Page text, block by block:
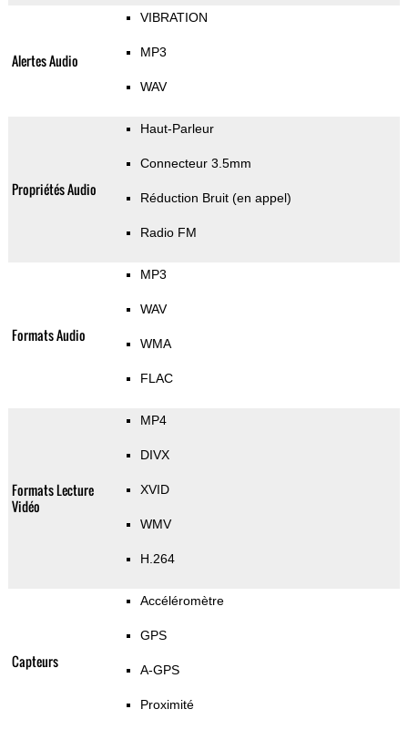
Alertes Audio
VIBRATION
MP3
WAV
Propriétés Audio
Haut-Parleur
Connecteur 3.5mm
Réduction Bruit (en appel)
Radio FM
Formats Audio
MP3
WAV
WMA
FLAC
Formats Lecture
Vidéo
MP4
DIVX
XVID
WMV
H.264
Capteurs
Accéléromètre
GPS
A-GPS
Proximité